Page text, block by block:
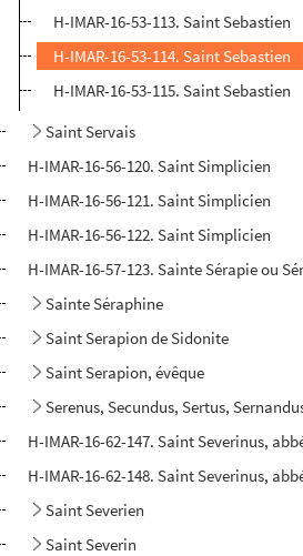
H-IMAR-16-53-113. Saint Sebastien
H-IMAR-16-53-114. Saint Sebastien
H-IMAR-16-53-115. Saint Sebastien
Saint Servais
H-IMAR-16-56-120. Saint Simplicien
H-IMAR-16-56-121. Saint Simplicien
H-IMAR-16-56-122. Saint Simplicien
H-IMAR-16-57-123. Sainte Sérapie ou
Sainte Séraphine
Saint Serapion de Sidonite
Saint Serapion, évêque
Serenus, Secundus, Sertus,
H-IMAR-16-62-147. Saint Severinus,
H-IMAR-16-62-148. Saint Severinus,
Saint Severien
Saint Severin